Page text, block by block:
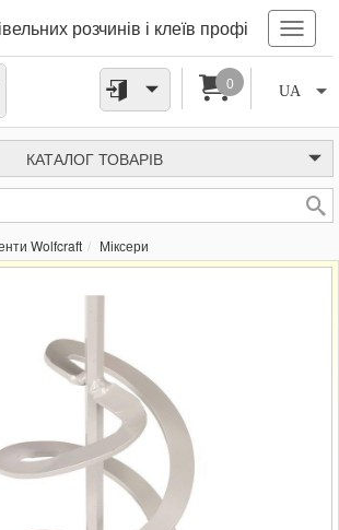
розчинів і клеїв профі
UA
0
КАТАЛОГ ТОВАРІВ
Wolfcraft Міксери